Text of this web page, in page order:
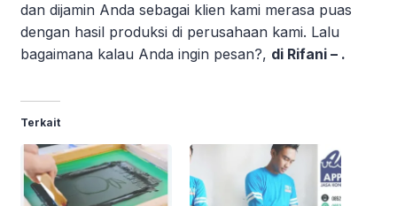
dan dijamin Anda sebagai klien kami merasa puas
dengan hasil produksi di perusahaan kami. Lalu
bagaimana kalau Anda ingin pesan?, di Rifani – .
Terkait